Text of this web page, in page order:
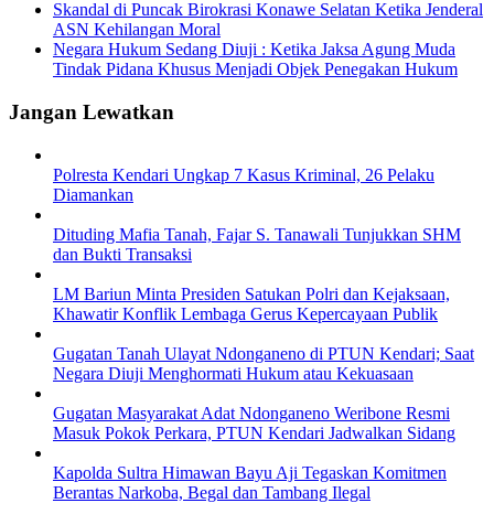
Skandal di Puncak Birokrasi Konawe Selatan Ketika Jenderal
ASN Kehilangan Moral
Negara Hukum Sedang Diuji : Ketika Jaksa Agung Muda
Tindak Pidana Khusus Menjadi Objek Penegakan Hukum
Jangan Lewatkan
Polresta Kendari Ungkap 7 Kasus Kriminal, 26 Pelaku
Diamankan
Dituding Mafia Tanah, Fajar S. Tanawali Tunjukkan SHM
dan Bukti Transaksi
LM Bariun Minta Presiden Satukan Polri dan Kejaksaan,
Khawatir Konflik Lembaga Gerus Kepercayaan Publik
Gugatan Tanah Ulayat Ndonganeno di PTUN Kendari; Saat
Negara Diuji Menghormati Hukum atau Kekuasaan
Gugatan Masyarakat Adat Ndonganeno Weribone Resmi
Masuk Pokok Perkara, PTUN Kendari Jadwalkan Sidang
Kapolda Sultra Himawan Bayu Aji Tegaskan Komitmen
Berantas Narkoba, Begal dan Tambang Ilegal